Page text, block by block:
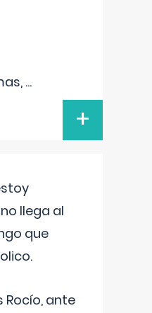
...
+
llega al
que
Rocío, ante